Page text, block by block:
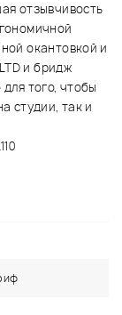
отзывчивость
окантовкой и
и бридж
того, чтобы
студии, так и